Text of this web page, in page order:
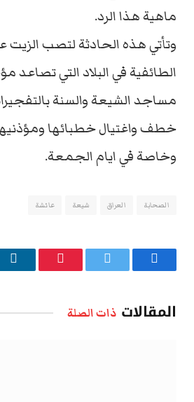
ماهية هذا الرد.
وتأتي هذه الحادثة لتصب الزيت
الطائفية في البلاد التي تصاعد
مساجد الشيعة والسنة
خطف واغتيال خطبائها
وخاصة في ايام الجمعة.
الصحابة العراق شيعة عائشة
فيسبوك تويتر بينتيريست
المقالات ذات الصلة